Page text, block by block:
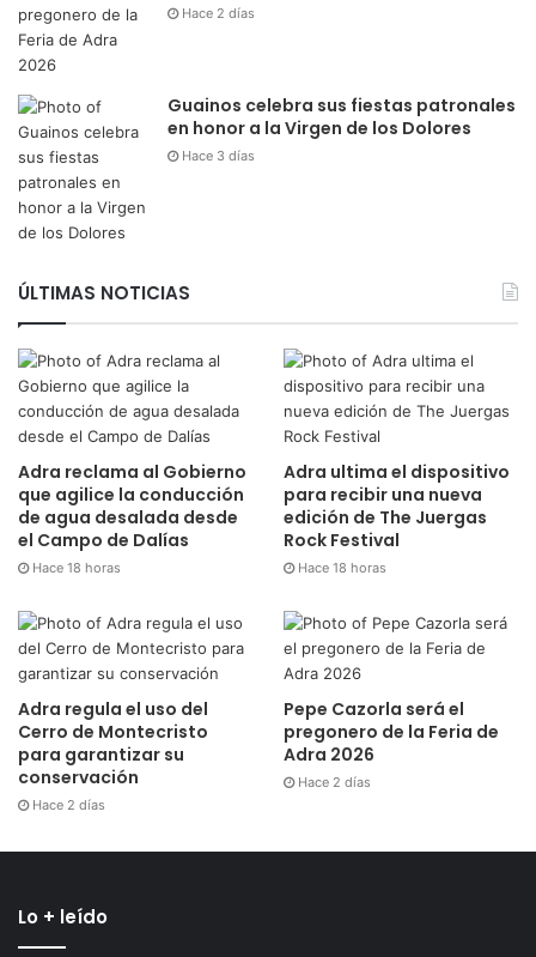
Hace 2 días
Guainos celebra sus fiestas patronales
en honor a la Virgen de los Dolores
Hace 3 días
ÚLTIMAS NOTICIAS
Adra reclama al Gobierno
que agilice la conducción
de agua desalada desde
el Campo de Dalías
Hace 18 horas
Adra ultima el dispositivo
para recibir una nueva
edición de The Juergas
Rock Festival
Hace 18 horas
Adra regula el uso del
Cerro de Montecristo
para garantizar su
conservación
Hace 2 días
Pepe Cazorla será el
pregonero de la Feria de
Adra 2026
Hace 2 días
Lo + leído